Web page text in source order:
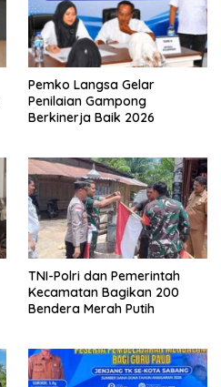
Pemko Langsa Gelar
Penilaian Gampong
Berkinerja Baik 2026
TNI-Polri dan Pemerintah
Kecamatan Bagikan 200
Bendera Merah Putih